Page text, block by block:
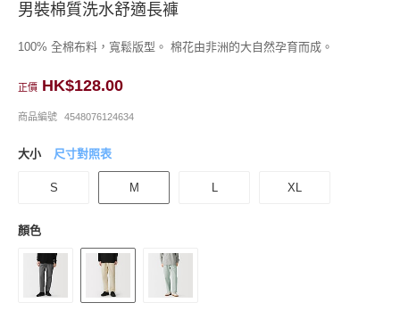
男裝棉質洗水舒適長褲
100% 全棉布料，寬鬆版型。 棉花由非洲的大自然孕育而成。
正價 HK$128.00
商品編號 4548076124634
大小 尺寸對照表
S M L XL
顏色